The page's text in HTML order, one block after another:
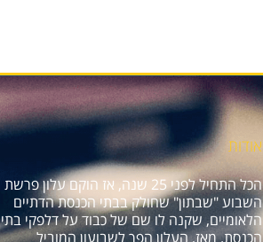
אודות
הכל התחיל לפני 25 שנה, אז הוקם עלון פרשת
השבוע "שבתון" שחולק בבתי הכנסת הדתיים
הלאומיים, שקנה לו שם של כבוד על דלפקי בתי
הכנסת. מאז, העלון הפך לשבועון המוביל